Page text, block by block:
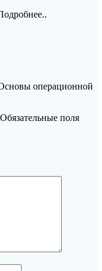
операционной
Обязательные поля